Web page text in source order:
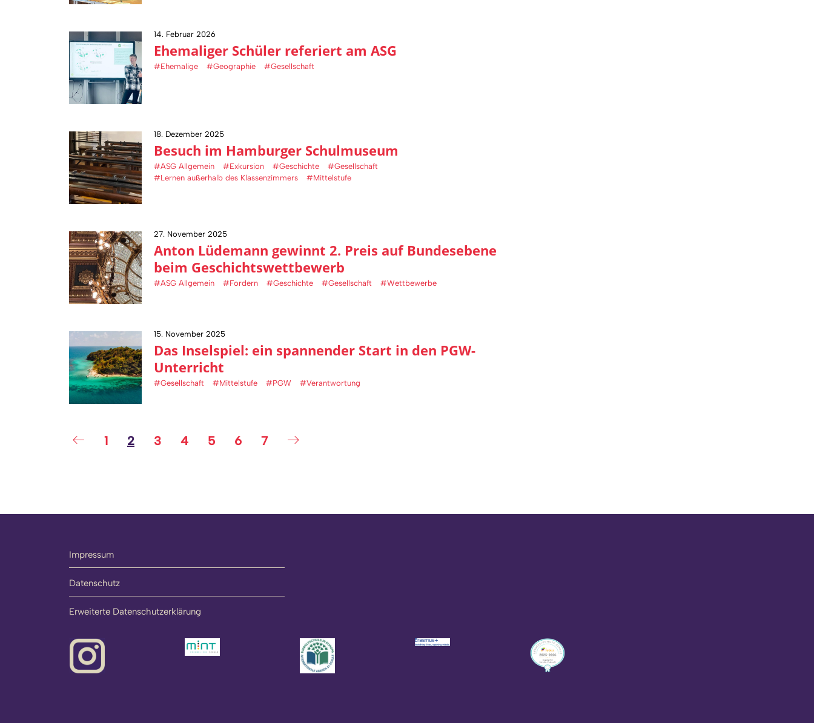
14. Februar 2026
Ehemaliger Schüler referiert am ASG
#Ehemalige #Geographie #Gesellschaft
18. Dezember 2025
Besuch im Hamburger Schulmuseum
#ASG Allgemein #Exkursion #Geschichte
#Gesellschaft
#Lernen außerhalb des Klassenzimmers
#Mittelstufe
27. November 2025
Anton Lüdemann gewinnt 2. Preis auf Bundesebene
beim Geschichtswettbewerb
#ASG Allgemein #Fordern #Geschichte #Gesellschaft #Wettbewerbe
15. November 2025
Das Inselspiel: ein spannender Start in den PGW-
Unterricht
#Gesellschaft #Mittelstufe #PGW #Verantwortung
1 2 3 4 5 6 7
Impressum
Datenschutz
Erweiterte Datenschutzerklärung